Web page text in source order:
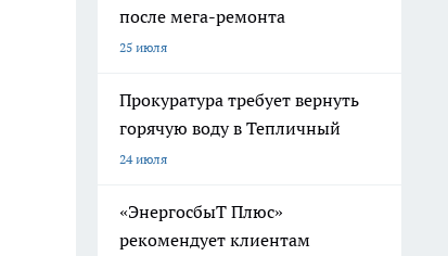
после мега-ремонта
25 июля
Прокуратура требует вернуть
горячую воду в Тепличный
24 июля
«ЭнергосбыТ Плюс»
рекомендует клиентам